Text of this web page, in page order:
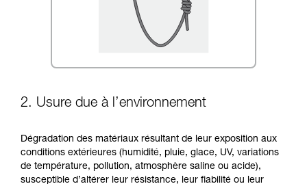
2. Usure due à l’environnement
Dégradation des matériaux résultant de leur exposition aux
conditions extérieures (humidité, pluie, glace, UV, variations
de température, pollution, atmosphère saline ou acide),
susceptible d’altérer leur résistance, leur fiabilité ou leur